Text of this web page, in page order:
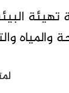
والمياه